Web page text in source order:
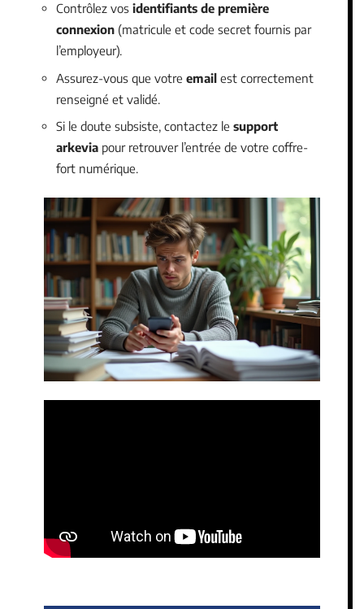
Contrôlez vos identifiants de première
connexion (matricule et code secret fournis par
l’employeur).
Assurez-vous que votre email est correctement
renseigné et validé.
Si le doute subsiste, contactez le support
arkevia pour retrouver l’entrée de votre coffre-
fort numérique.